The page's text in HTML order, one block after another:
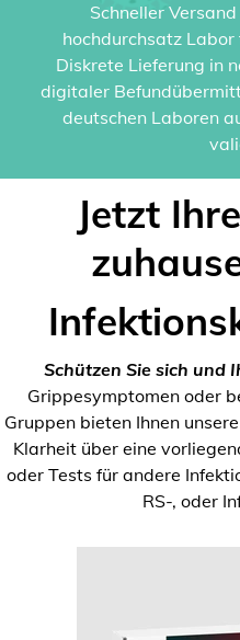
Schneller
hochdurchsatz Labor
Diskrete Lieferung in
digitaler
deutschen Laboren
Jetzt
Schützen Sie sich und
Grippesymptomen oder
Gruppen bieten Ihnen
Klarheit über eine
oder Tests für andere
RS-, oder